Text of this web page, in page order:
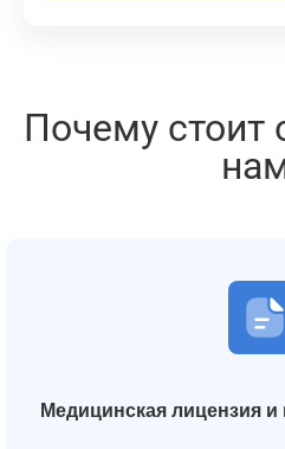
Почему стоит
Медицинская лицензия